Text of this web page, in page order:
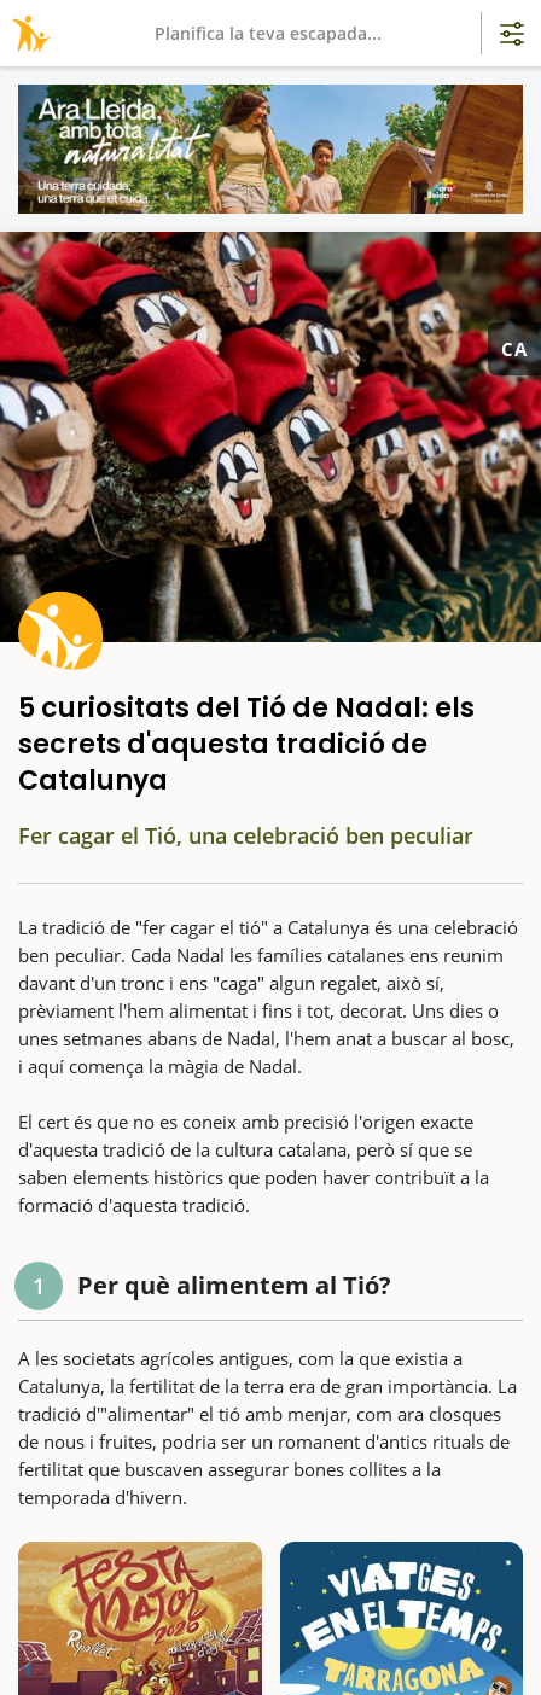
CA
5 curiositats del Tió de Nadal: els
secrets d'aquesta tradició de
Catalunya
Fer cagar el Tió, una celebració ben peculiar
La tradició de "fer cagar el tió" a Catalunya és una celebració
ben peculiar. Cada Nadal les famílies catalanes ens reunim
davant d'un tronc i ens "caga" algun regalet, això sí,
prèviament l'hem alimentat i fins i tot, decorat. Uns dies o
unes setmanes abans de Nadal, l'hem anat a buscar al bosc,
i aquí comença la màgia de Nadal.
El cert és que no es coneix amb precisió l'origen exacte
d'aquesta tradició de la cultura catalana, però sí que se
saben elements històrics que poden haver contribuït a la
formació d'aquesta tradició.
1 Per què alimentem al Tió?
A les societats agrícoles antigues, com la que existia a
Catalunya, la fertilitat de la terra era de gran importància. La
tradició d'"alimentar" el tió amb menjar, com ara closques
de nous i fruites, podria ser un romanent d'antics rituals de
fertilitat que buscaven assegurar bones collites a la
temporada d'hivern.
Planifica la teva escapada...